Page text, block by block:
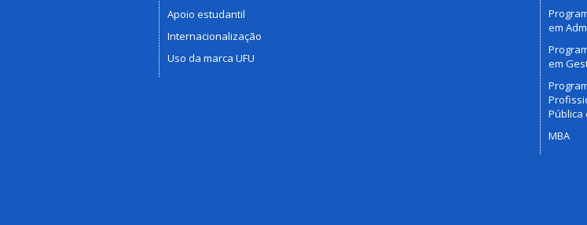
Apoio estudantil
Internacionalização
Uso da marca UFU
em
em
Pública
MBA